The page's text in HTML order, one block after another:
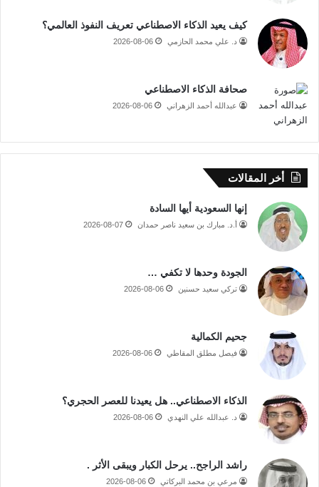
كيف يعيد الذكاء الاصطناعي تعريف النفوذ العالمي؟
د. علي محمد الحازمي 2026-08-06
صحافة الذكاء الاصطناعي
عبدالله أحمد الزهراني 2026-08-06
أخر المقالات
إنها السعودية أيها السادة
أ.د. مبارك بن سعيد ناصر حمدان 2026-08-07
الجودة وحدها لا تكفي …
تركي سعيد حسنين 2026-08-06
جحيم الكمالية
فيصل مطلق المقاطي 2026-08-06
الذكاء الاصطناعي.. هل يعيدنا للعصر الحجري؟
د. عبدالله علي النهدي 2026-08-06
راشد الراجح.. يرحل الكبار ويبقى الأثر .
مرعي بن محمد البركاتي 2026-08-06